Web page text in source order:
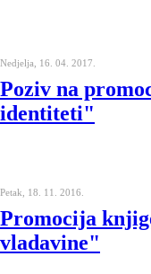
Nedjelja, 16. 04. 2017.
Poziv na
identiteti"
Petak, 18. 11. 2016.
Promocija
vladavine"